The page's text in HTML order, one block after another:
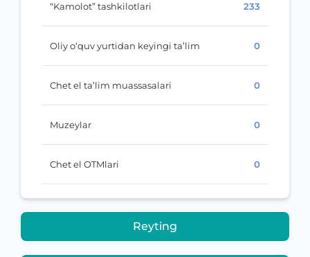
“Kamolot” tashkilotlari 233
Oliy o‘quv yurtidan keyingi ta’lim 0
Chet el ta’lim muassasalari 0
Muzeylar 0
Chet el OTMlari 0
Reyting